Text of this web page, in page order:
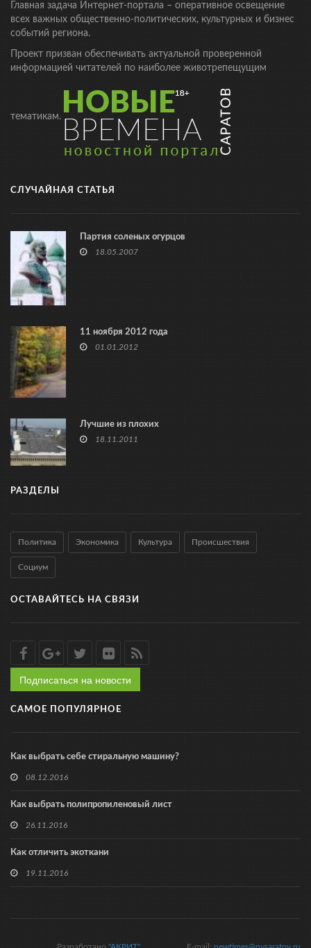
Главная задача Интернет-портала – оперативное освещение
всех важных общественно-политических, культурных и бизнес
событий региона.
Проект призван обеспечивать актуальной проверенной
информацией читателей по наиболее животрепещущим
тематикам.
СЛУЧАЙНАЯ СТАТЬЯ
Партия соленых огурцов
18.05.2007
11 ноября 2012 года
01.01.2012
Лучшие из плохих
18.11.2011
РАЗДЕЛЫ
Политика Экономика Культура Происшествия
Социум
ОСТАВАЙТЕСЬ НА СВЯЗИ
Подписаться на новости
САМОЕ ПОПУЛЯРНОЕ
Как выбрать себе стиральную машину?
08.12.2016
Как выбрать полипропиленовый лист
26.11.2016
Как отличить экоткани
19.11.2016